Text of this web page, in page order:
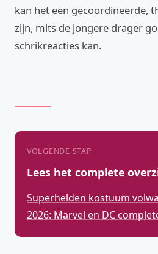
kan het een gecoördineerde,
zijn, mits de jongere drager
schrikreacties kan.
VOLGENDE STAP
Lees het complete
Superhelden kostuum
2026: Marvel en DC